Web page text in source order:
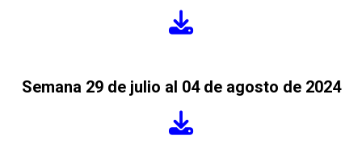
Semana 29 de julio al 04 de agosto de 2024